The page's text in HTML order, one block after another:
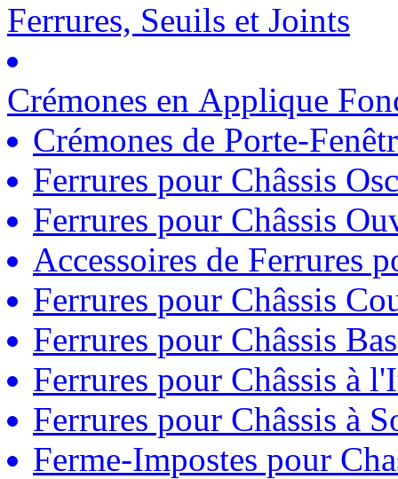
Ferrures, Seuils et Joints
Crémones en Applique
Crémones de Porte-
Ferrures pour Châssis
Ferrures pour Châssis
Accessoires de Ferrures
Ferrures pour Châssis
Ferrures pour Châssis
Ferrures pour Châssis à
Ferrures pour Châssis à
Ferme-Impostes pour